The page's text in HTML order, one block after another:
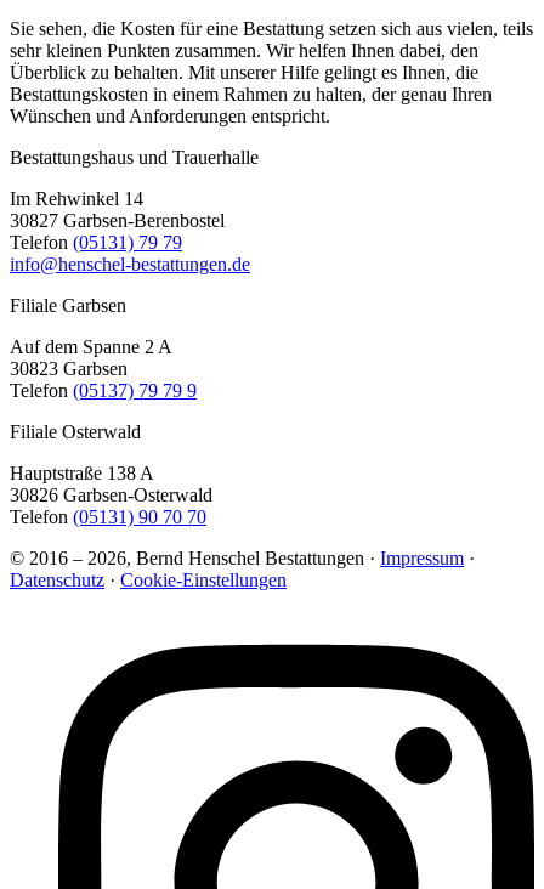
Sie sehen, die Kosten für eine Bestattung setzen sich aus vielen, teils
sehr kleinen Punkten zusammen. Wir helfen Ihnen dabei, den
Überblick zu behalten. Mit unserer Hilfe gelingt es Ihnen, die
Bestattungskosten in einem Rahmen zu halten, der genau Ihren
Wünschen und Anforderungen entspricht.
Bestattungshaus und Trauerhalle
Im Rehwinkel 14
30827 Garbsen-Berenbostel
Telefon (05131) 79 79
info@henschel-bestattungen.de
Filiale Garbsen
Auf dem Spanne 2 A
30823 Garbsen
Telefon (05137) 79 79 9
Filiale Osterwald
Hauptstraße 138 A
30826 Garbsen-Osterwald
Telefon (05131) 90 70 70
© 2016 – 2026, Bernd Henschel Bestattungen · Impressum ·
Datenschutz · Cookie-Einstellungen